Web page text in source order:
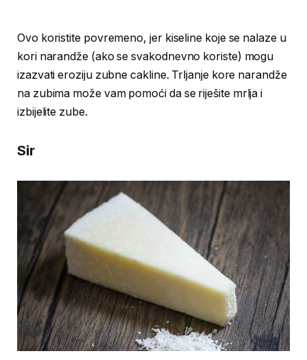
Ovo koristite povremeno, jer kiseline koje se nalaze u
kori narandže (ako se svakodnevno koriste) mogu
izazvati eroziju zubne cakline. Trljanje kore narandže
na zubima može vam pomoći da se riješite mrlja i
izbijelite zube.
Sir